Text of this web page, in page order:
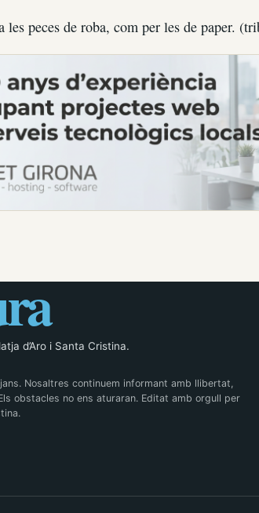
peces de roba, com per les de paper.
d’Aro i Santa Cristina.
Nosaltres continuem informant amb llibertat,
obstacles no ens aturaran. Editat amb orgull per